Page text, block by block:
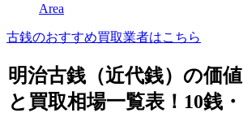
Area
古銭のおすすめ買取業者はこちら
明治古銭（近代銭）の価値
と買取相場一覧表！10銭・